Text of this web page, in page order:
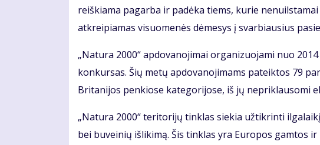
reiškiama pagarba ir padėka tiems, kurie
atkreipiamas visuomenės dėmesys į svarbiausius
„Natura 2000“ apdovanojimai organizuojami nuo
konkursas. Šių metų apdovanojimams pateiktos 79
Britanijos penkiose kategorijose, iš jų nepriklausomi
„Natura 2000“ teritorijų tinklas siekia užtikrinti
bei buveinių išlikimą. Šis tinklas yra Europos gamtos